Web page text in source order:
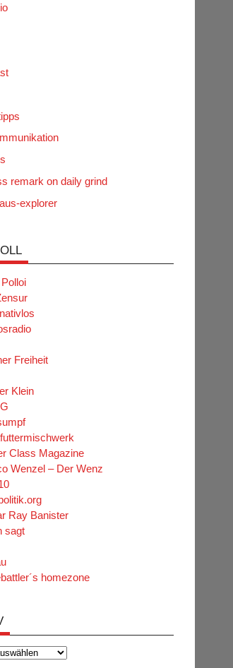
remark on daily grind
explorer
Freiheit
Klein
Class Magazine
Wenzel – Der Wenz
Ray Banister
sagt
homezone